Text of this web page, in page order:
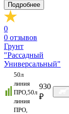
Подробнее
0
0 отзывов
Грунт
"Рассадный
Универсальный"
50л
линия
ПРО,50л
линия
ПРО,
930
₽